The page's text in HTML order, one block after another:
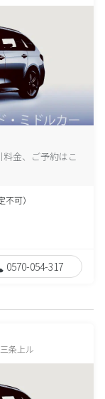
金、ご予約はこ
可）
0570-054-317
条上ル